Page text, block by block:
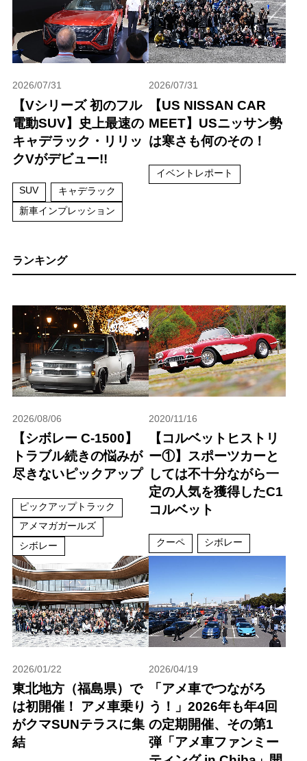
2026/07/31
【Vシリーズ 初のフル
電動SUV】史上最速の
キャデラック・リリッ
クVがデビュー!!
SUV
キャデラック
新車インプレッション
2026/07/31
【US NISSAN CAR
MEET】USニッサン勢
は寒さも何のその！
イベントレポート
ランキング
2026/08/06
【シボレー C-1500】
トラブル続きの悩みが
尽きないピックアップ
ピックアップトラック
アメマガガールズ
シボレー
2020/11/16
【コルベットヒストリ
ー①】スポーツカーと
しては不十分ながら一
定の人気を獲得したC1
コルベット
クーペ シボレー
2026/01/22
東北地方（福島県）で
は初開催！ アメ車乗り
がクマSUNテラスに集
結
2026/04/19
「アメ車でつながろ
う！」2026年も年4回
の定期開催、その第1
弾「アメ車ファンミー